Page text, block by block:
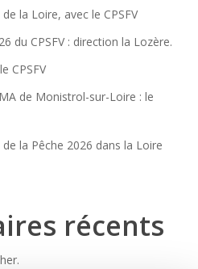
la Loire, avec le CPSFV
du CPSFV : direction la Lozère.
CPSFV
de Monistrol-sur-Loire : le
la Pêche 2026 dans la Loire
récents